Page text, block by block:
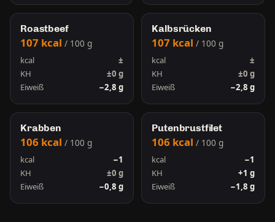
Roastbeef
107 kcal / 100 g
kcal
±
KH
±0 g
Eiweiß
−2,8 g
Kalbsrücken
107 kcal/ 100 g
kcal
±
KH
±0 g
Eiweiß
−2,8 g
Krabben
106 kcal / 100 g
kcal
−1
KH
±0 g
Eiweiß
−0,8 g
Putenbrustfilet
106 kcal/ 100 g
kcal
−1
KH
+1 g
Eiweiß
−1,8 g